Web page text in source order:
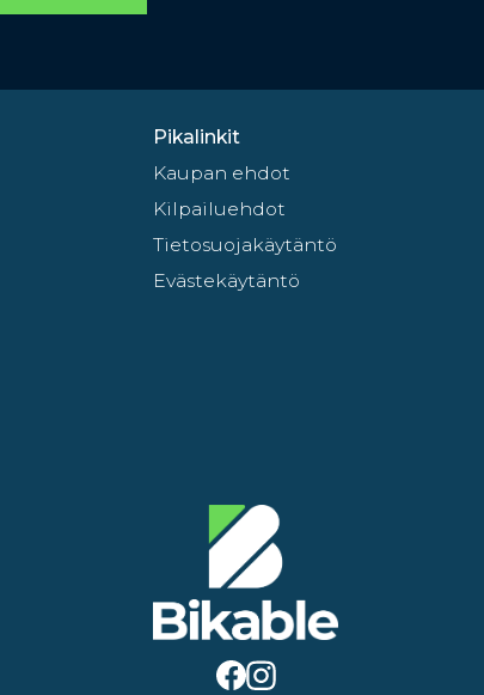
Pikalinkit
Kaupan ehdot
Kilpailuehdot
Tietosuojakäytäntö
Evästekäytäntö